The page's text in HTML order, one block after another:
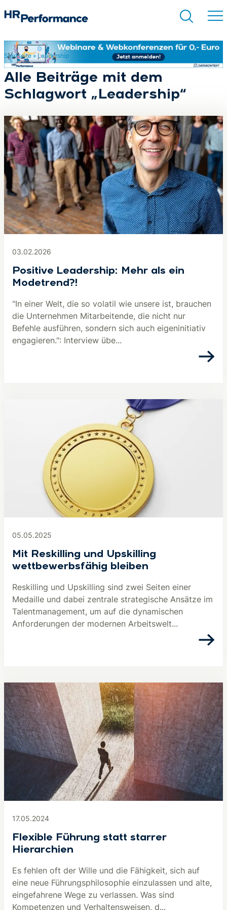
Suchen
Startseite» Leadership
Alle Beiträge mit dem
Schlagwort „Leadership“
03.02.2026
Positive Leadership: Mehr als ein
Modetrend?!
"In einer Welt, die so volatil wie unsere ist, brauchen
die Unternehmen Mitarbeitende, die nicht nur
Befehle ausführen, sondern sich auch eigeninitiativ
engagieren.": Interview übe...
05.05.2025
Mit Reskilling und Upskilling
wettbewerbsfähig bleiben
Reskilling und Upskilling sind zwei Seiten einer
Medaille und dabei zentrale strategische Ansätze im
Talentmanagement, um auf die dynamischen
Anforderungen der modernen Arbeitswelt...
17.05.2024
Flexible Führung statt starrer
Hierarchien
Es fehlen oft der Wille und die Fähigkeit, sich auf
eine neue Führungsphilosophie einzulassen und alte,
eingefahrene Wege zu verlassen. Was sind
Kompetenzen und Verhaltensweisen, d...